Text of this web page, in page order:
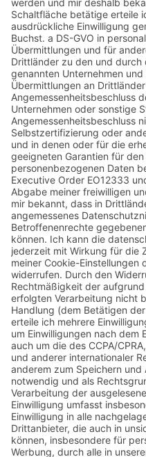
Naturpark-Detektive
DIE NATUR
Naturpark-